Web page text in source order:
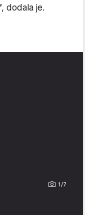
, dodala je.
1/7